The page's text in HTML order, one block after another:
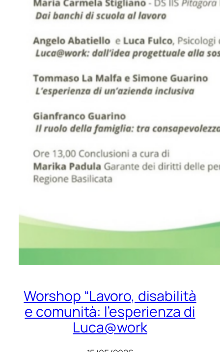
Worshop “Lavoro, disabilità
e comunità: l’esperienza di
Luca@work